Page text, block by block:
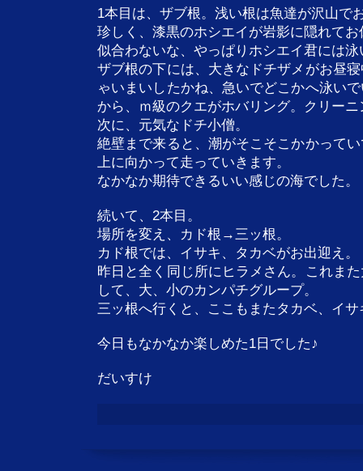
1本目は、ザブ根。浅い根は魚達が沢山で
珍しく、漆黒のホシエイが岩影に隠れてお
似合わないな、やっぱりホシエイ君には
ザブ根の下には、大きなドチザメがお昼
ゃいまいしたかね、急いでどこかへ泳い
から、ｍ級のクエがホバリング。クリー
次に、元気なドチ小僧。
絶壁まで来ると、潮がそこそこかかって
上に向かって走っていきます。
なかなか期待できるいい感じの海でした。
続いて、2本目。
場所を変え、カド根→三ッ根。
カド根では、イサキ、タカベがお出迎え。
昨日と全く同じ所にヒラメさん。これま
して、大、小のカンパチグループ。
三ッ根へ行くと、ここもまたタカベ、イ
今日もなかなか楽しめた1日でした♪
だいすけ